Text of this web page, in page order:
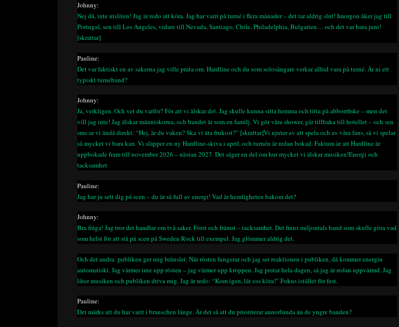
Johnny:
Nej då, inte utsliten! Jag är redo att köra. Jag har varit på turné i flera månader – det tar aldrig slut! Imorgon åker jag till
Portugal, sen till Los Angeles, vidare till Nevada, Santiago, Chile, Philadelphia, Bulgarien… och det var bara juni!
[skrattar]
Pauline:
Det var faktiskt en av sakerna jag ville prata om. Hardline och du som solosångare verkar alltid vara på turné. Är ni ett
typiskt turnéband?
Johnny:
Ja, verkligen. Och vet du varför? För att vi älskar det. Jag skulle kunna sitta hemma och titta på abborrfiske – men det
vill jag inte! Jag älskar människorna, och bandet är som en familj. Vi gör våra shower, går tillbaka till hotellet – och sen
sms:ar vi ändå direkt: “Hej, är du vaken? Ska vi äta frukost?” [skrattar]Vi njuter av att spela och av våra fans, så vi spelar
så mycket vi bara kan. Vi släpper en ny Hardline-skiva i april, och turnén är redan bokad. Faktum är att Hardline är
uppbokade fram till november 2026 – nästan 2027. Det säger en del om hur mycket vi älskar musiken!Energi och
tacksamhet
Pauline:
Jag har ju sett dig på scen – du är så full av energi! Vad är hemligheten bakom det?
Johnny:
Bra fråga! Jag tror det handlar om två saker. Först och främst – tacksamhet. Det finns miljontals band som skulle göra vad
som helst för att stå på scen på Sweden Rock till exempel. Jag glömmer aldrig det.
Och det andra: publiken ger mig bränslet. När rösten fungerar och jag ser reaktionen i publiken, då kommer energin
automatiskt. Jag värmer inte upp rösten – jag värmer upp kroppen. Jag pratar hela dagen, så jag är redan uppvärmd. Jag
låter musiken och publiken driva mig. Jag är redo: “Kom igen, låt oss köra!” Fokus istället för fest.
Pauline:
Det märks att du har varit i branschen länge. Är det så att du prioriterar annorlunda än de yngre banden?